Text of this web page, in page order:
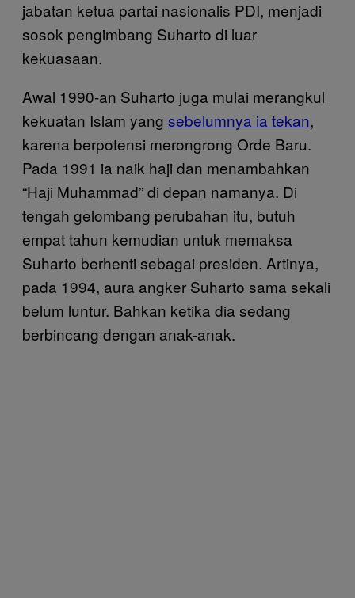
jabatan ketua partai nasionalis PDI, menjadi
sosok pengimbang Suharto di luar
kekuasaan.
Awal 1990-an Suharto juga mulai merangkul
kekuatan Islam yang sebelumnya ia tekan,
karena berpotensi merongrong Orde Baru.
Pada 1991 ia naik haji dan menambahkan
“Haji Muhammad” di depan namanya. Di
tengah gelombang perubahan itu, butuh
empat tahun kemudian untuk memaksa
Suharto berhenti sebagai presiden. Artinya,
pada 1994, aura angker Suharto sama sekali
belum luntur. Bahkan ketika dia sedang
berbincang dengan anak-anak.